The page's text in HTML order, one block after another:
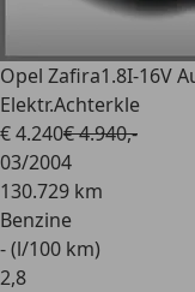
Opel Zafira1.8I-16V
Elektr.Achterkle
€ 4.240€ 4.940,-
03/2004
130.729 km
Benzine
- (l/100 km)
2,8